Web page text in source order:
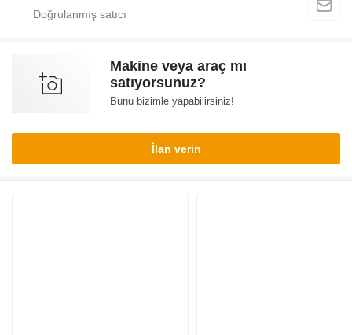
Makine veya araç mı
satıyorsunuz?
Bunu bizimle yapabilirsiniz!
İlan verin